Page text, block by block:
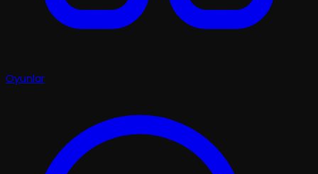
Oyunlar